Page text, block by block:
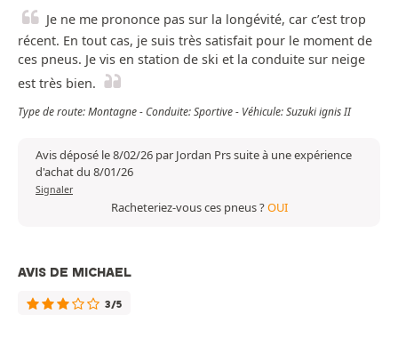
Je ne me prononce pas sur la longévité, car c’est trop
récent. En tout cas, je suis très satisfait pour le moment de
ces pneus. Je vis en station de ski et la conduite sur neige
est très bien.
Type de route: Montagne - Conduite: Sportive - Véhicule: Suzuki ignis II
Avis déposé le 8/02/26 par Jordan Prs suite à une expérience
d'achat du 8/01/26
Signaler
Racheteriez-vous ces pneus ?OUI
AVIS DE MICHAEL
3/5